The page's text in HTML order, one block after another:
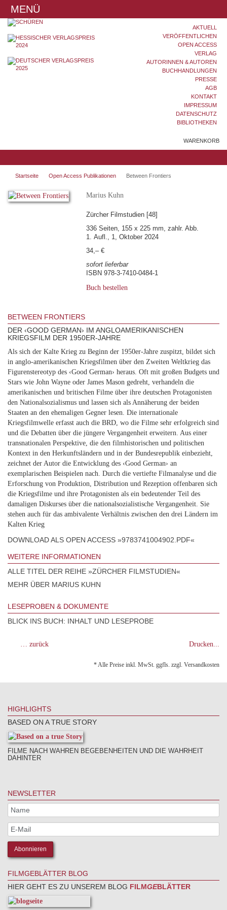
MENÜ
AKTUELL
VERÖFFENTLICHEN
OPEN ACCESS
VERLAG
AUTORINNEN & AUTOREN
BUCHHANDLUNGEN
PRESSE
AGB
KONTAKT
IMPRESSUM
DATENSCHUTZ
BIBLIOTHEKEN
WARENKORB
Startseite Open Access Publikationen Between Frontiers
Marius Kuhn
Zürcher Filmstudien [48]
336 Seiten, 155 x 225 mm, zahlr. Abb.
1. Aufl., 1, Oktober 2024
34,– €
sofort lieferbar
ISBN 978-3-7410-0484-1
Buch bestellen
BETWEEN FRONTIERS
DER ‹GOOD GERMAN› IM ANGLOAMERIKANISCHEN
KRIEGSFILM DER 1950ER-JAHRE
Als sich der Kalte Krieg zu Beginn der 1950er-Jahre zuspitzt, bildet sich
in anglo-amerikanischen Kriegsfilmen über den Zweiten Weltkrieg das
Figurenstereotyp des ‹Good German› heraus. Oft mit großen Budgets und
Stars wie John Wayne oder James Mason gedreht, verhandeln die
amerikanischen und britischen Filme über ihre deutschen Protagonisten
den Nationalsozialismus und lassen sich als Annäherung der beiden
Staaten an den ehemaligen Gegner lesen. Die internationale
Kriegsfilmwelle erfasst auch die BRD, wo die Filme sehr erfolgreich sind
und die Debatten über die jüngere Vergangenheit erweitern. Aus einer
transnationalen Perspektive, die den filmhistorischen und politischen
Kontext in den Herkunftsländern und in der Bundesrepublik einbezieht,
zeichnet der Autor die Entwicklung des ‹Good German› an
exemplarischen Beispielen nach. Durch die vertiefte Filmanalyse und die
Erforschung von Produktion, Distribution und Rezeption offenbaren sich
die Kriegsfilme und ihre Protagonisten als ein bedeutender Teil des
damaligen Diskurses über die nationalsozialistische Vergangenheit. Sie
stehen auch für das ambivalente Verhältnis zwischen den drei Ländern im
Kalten Krieg
DOWNLOAD ALS OPEN ACCESS »9783741004902.PDF«
WEITERE INFORMATIONEN
ALLE TITEL DER REIHE »ZÜRCHER FILMSTUDIEN«
MEHR ÜBER MARIUS KUHN
LESEPROBEN & DOKUMENTE
BLICK INS BUCH: INHALT UND LESEPROBE
… zurück Drucken...
* Alle Preise inkl. MwSt. ggfls. zzgl. Versandkosten
HIGHLIGHTS
BASED ON A TRUE STORY
FILME NACH WAHREN BEGEBENHEITEN UND DIE WAHRHEIT
DAHINTER
NEWSLETTER
FILMGEBLÄTTER BLOG
HIER GEHT ES ZU UNSEREM BLOG FILMGEBLÄTTER